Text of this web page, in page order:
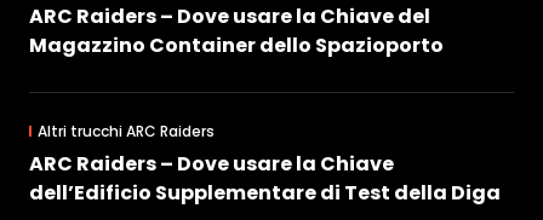
ARC Raiders – Dove usare la Chiave del
Magazzino Container dello Spazioporto
Altri trucchi ARC Raiders
ARC Raiders – Dove usare la Chiave
dell’Edificio Supplementare di Test della Diga